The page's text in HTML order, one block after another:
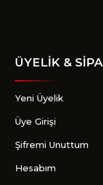
ÜYELİK &
Yeni Üyelik
Üye Girişi
Şifremi Unuttum
Hesabım